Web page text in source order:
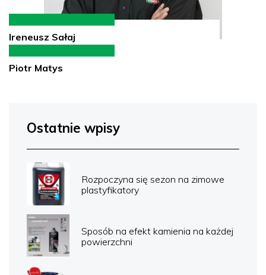
Ireneusz Sałaj
Piotr Matys
Ostatnie wpisy
Rozpoczyna się sezon na zimowe
plastyfikatory
Sposób na efekt kamienia na każdej
powierzchni